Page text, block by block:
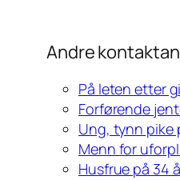
Andre
På leten etter
Forførende
Ung, tynn pike
Menn for
Husfrue på 34